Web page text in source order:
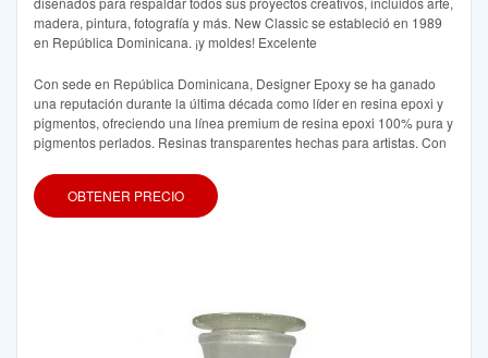
madera, pintura, fotografía y más. New Classic se estableció en 1989
en República Dominicana. ¡y moldes! Excelente
Con sede en República Dominicana, Designer Epoxy se ha ganado
una reputación durante la última década como líder en resina epoxi y
pigmentos, ofreciendo una línea premium de resina epoxi 100% pura y
pigmentos perlados. Resinas transparentes hechas para artistas. Con
OBTENER PRECIO